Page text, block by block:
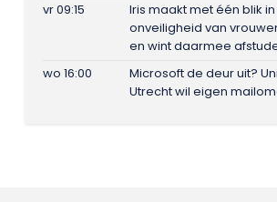
vr 09:15
Iris maakt met één blik
onveiligheid van
en wint daarmee
wo 16:00
Microsoft de deur uit?
Utrecht wil eigen